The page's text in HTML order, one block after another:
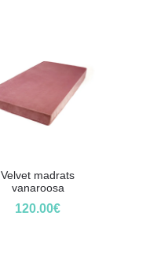
Velvet madrats
vanaroosa
120.00€